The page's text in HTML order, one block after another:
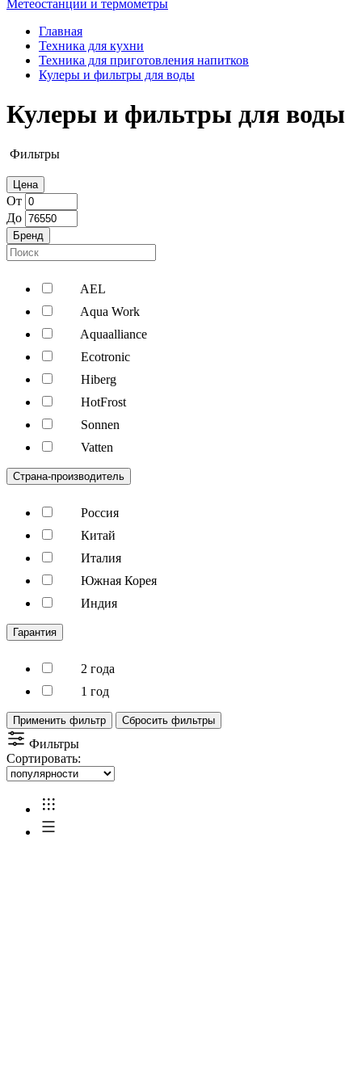
Метеостанции и термометры
Главная
Техника для кухни
Техника для приготовления напитков
Кулеры и фильтры для воды
Кулеры и фильтры для воды
Фильтры
Цена
От
До
Бренд
AEL
Aqua Work
Aquaalliance
Ecotronic
Hiberg
HotFrost
Sonnen
Vatten
Страна-производитель
Россия
Китай
Италия
Южная Корея
Индия
Гарантия
2 года
1 год
Применить фильтр Сбросить фильтры
Фильтры
Сортировать: